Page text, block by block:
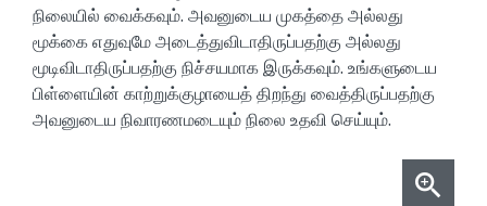
நிலையில் வைக்கவும். அவனுடைய முகத்தை அல்லது
மூக்கை எதுவுமே அடைத்துவிடாதிருப்பதற்கு அல்லது
மூடிவிடாதிருப்பதற்கு நிச்சயமாக இருக்கவும். உங்களுடைய
பிள்ளையின் காற்றுக்குழாயைத் திறந்து வைத்திருப்பதற்கு
அவனுடைய நிவாரணமடையும் நிலை உதவி செய்யும்.